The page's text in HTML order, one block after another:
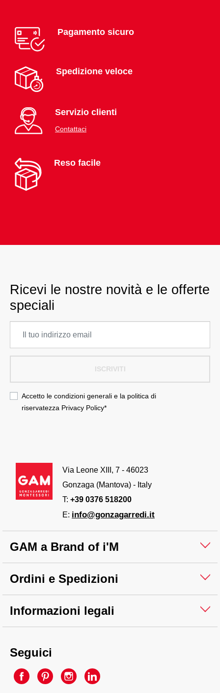
Pagamento sicuro
Spedizione veloce
Servizio clienti
Contattaci
Reso facile
Ricevi le nostre novità e le offerte
speciali
ISCRIVITI
Accetto le condizioni generali e la politica di
riservatezza Privacy Policy*
Via Leone XIII, 7 - 46023
Gonzaga (Mantova) - Italy
T: +39 0376 518200
E: info@gonzagarredi.it
GAM a Brand of i'M
Ordini e Spedizioni
Informazioni legali
Seguici